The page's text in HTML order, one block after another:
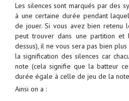
Les silences sont marqués par des
à une certaine durée pendant
de jouer. Si vous avez bien retenu
peut trouver dans une partition
dessus), il ne vous sera pas bien
la signification des silences car
note (cela signifie que la batteur
durée égale à celle de jeu de la
Ainsi on a :